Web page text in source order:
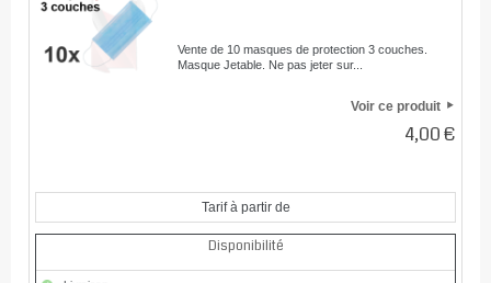
Vente de 10 masques de protection 3 couches.
Masque Jetable. Ne pas jeter sur...
Voir ce produit
4,00 €
Tarif à partir de
Disponibilité